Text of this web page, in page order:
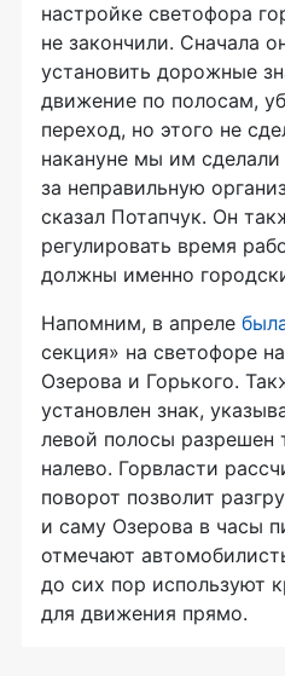
настройке светофора
не закончили. Сначала
установить дорожные
движение по полосам,
переход, но этого не
накануне мы им сделали
за неправильную
сказал Потапчук. Он
регулировать время
должны именно
Напомним, в апреле
секция» на светофоре
Озерова и Горького.
установлен знак,
левой полосы разрешен
налево. Горвласти
поворот позволит
и саму Озерова в часы
отмечают
до сих пор используют
для движения прямо.